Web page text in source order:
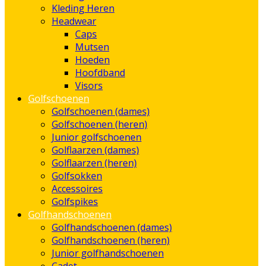
Kleding Heren
Headwear
Caps
Mutsen
Hoeden
Hoofdband
Visors
Golfschoenen
Golfschoenen (dames)
Golfschoenen (heren)
Junior golfschoenen
Golflaarzen (dames)
Golflaarzen (heren)
Golfsokken
Accessoires
Golfspikes
Golfhandschoenen
Golfhandschoenen (dames)
Golfhandschoenen (heren)
Junior golfhandschoenen